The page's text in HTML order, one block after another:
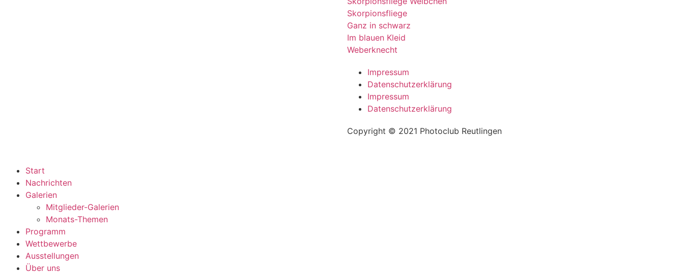
Skorpionsfliege
Ganz in schwarz
Im blauen Kleid
Weberknecht
Impressum
Datenschutzerklärung
Impressum
Datenschutzerklärung
Copyright © 2021 Photoclub Reutlingen
Start
Nachrichten
Galerien
Mitglieder-Galerien
Monats-Themen
Programm
Wettbewerbe
Ausstellungen
Über uns